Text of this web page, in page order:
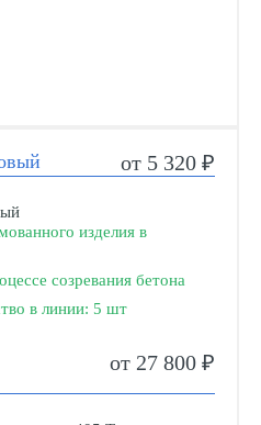
от 5 320 ₽
изделия в
созревания бетона
в линии: 5 шт
от 27 800 ₽